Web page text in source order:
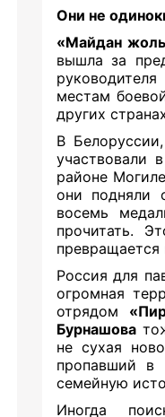
Они не
«Майдан
вышла за
местам
других
В
участвовали
районе
они подняли
восемь
прочитать.
Россия для
огромная
отрядом
Бурнашова
не сухая
пропавший в
семейную
Иногда